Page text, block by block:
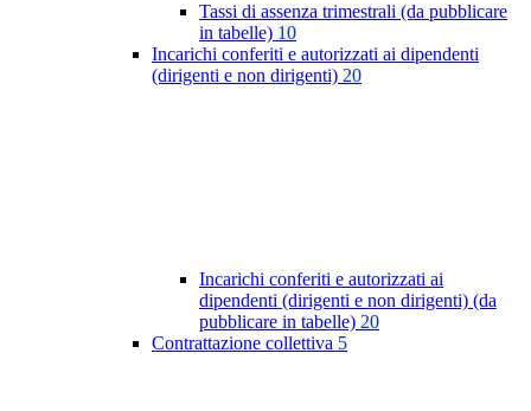
Tassi di assenza trimestrali (da pubblicare
in tabelle) 10
Incarichi conferiti e autorizzati ai dipendenti
(dirigenti e non dirigenti) 20
Incarichi conferiti e autorizzati ai
dipendenti (dirigenti e non dirigenti) (da
pubblicare in tabelle) 20
Contrattazione collettiva 5